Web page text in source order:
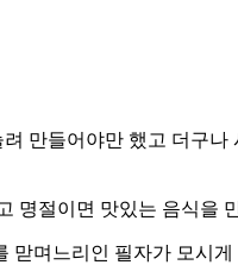
만들어야만 했고 더구
명절이면 맛있는 음식을
맏며느리인 필자가 모시